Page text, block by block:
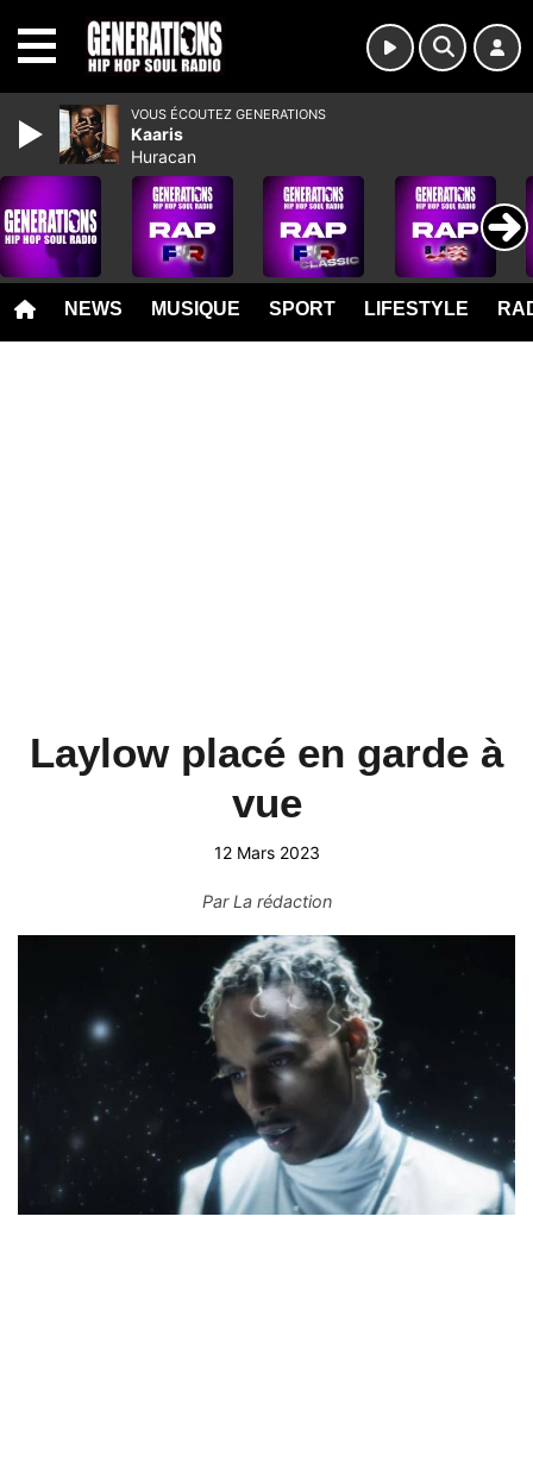
NEWS MUSIQUE SPORT LIFESTYLE
Laylow placé en garde à
vue
12 Mars 2023
ParLa rédaction
VOUS ÉCOUTEZ GENERATIONS
Kaaris
Huracan